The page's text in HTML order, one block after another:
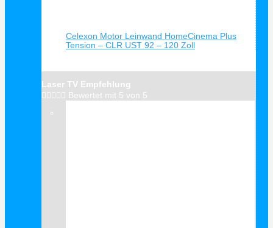
Celexon Motor Leinwand HomeCinema Plus
Tension – CLR UST 92 – 120 Zoll
Laser TV Empfehlung
     Bewertet mit 5 von 5